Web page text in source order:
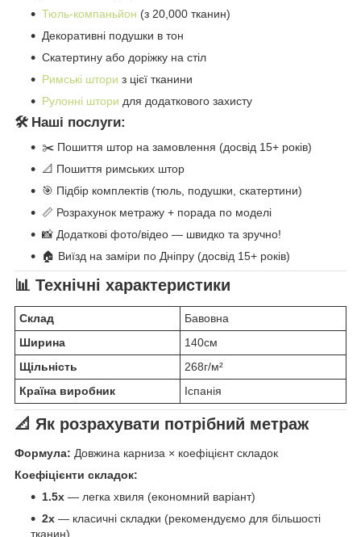
Тюль-компаньйон (з 20,000 тканин)
Декоративні подушки в тон
Скатертину або доріжку на стіл
Римські штори з цієї тканини
Рулонні штори для додаткового захисту
🛠️ Наші послуги:
✂️ Пошиття штор на замовлення (досвід 15+ років)
📐 Пошиття римських штор
🎯 Підбір комплектів (тюль, подушки, скатертини)
📏 Розрахунок метражу + порада по моделі
📸 Додаткові фото/відео — швидко та зручно!
🏠 Виїзд на заміри по Дніпру (досвід 15+ років)
📊 Технічні характеристики
Склад
Бавовна
Ширина
140см
Щільність
268г/м²
Країна виробник
Іспанія
📐 Як розрахувати потрібний метраж
Формула: Довжина карниза × коефіцієнт складок
Коефіцієнти складок:
1.5x — легка хвиля (економний варіант)
2x — класичні складки (рекомендуємо для більшості
тканин)